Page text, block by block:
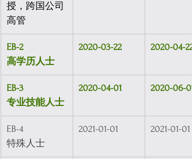
授，跨国公司
高管
EB-2
高学历人士
2020-03-22 2020-04-22
EB-3
专业技能人士
2020-04-01 2020-06-01
EB-4
特殊人士
2021-01-01 2021-01-01